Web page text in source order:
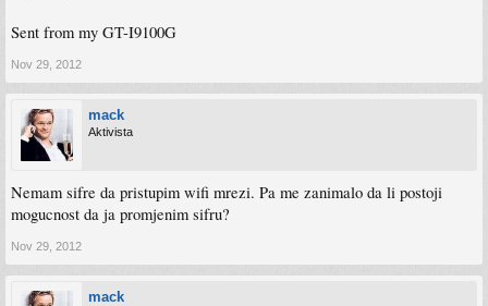
Sent from my GT-I9100G
Nov 29, 2012
mack
Aktivista
Nemam sifre da pristupim wifi mrezi. Pa me zanimalo da li postoji
mogucnost da ja promjenim sifru?
Nov 29, 2012
mack